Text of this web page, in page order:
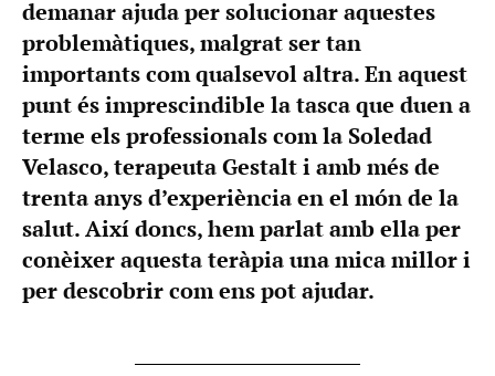
demanar ajuda per solucionar aquestes
problemàtiques, malgrat ser tan
importants com qualsevol altra. En aquest
punt és imprescindible la tasca que duen a
terme els professionals com la Soledad
Velasco, terapeuta Gestalt i amb més de
trenta anys d’experiència en el món de la
salut. Així doncs, hem parlat amb ella per
conèixer aquesta teràpia una mica millor i
per descobrir com ens pot ajudar.